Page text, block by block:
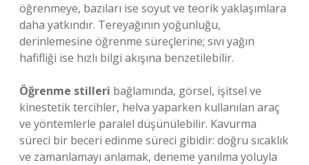
öğrenmeye, bazıları ise soyut ve teorik yaklaşımlara
daha yatkındır. Tereyağının yoğunluğu,
derinlemesine öğrenme süreçlerine; sıvı yağın
hafifliği ise hızlı bilgi akışına benzetilebilir.
Öğrenme stilleri bağlamında, görsel, işitsel ve
kinestetik tercihler, helva yaparken kullanılan araç
ve yöntemlerle paralel düşünülebilir. Kavurma
süreci bir beceri edinme süreci gibidir: doğru sıcaklık
ve zamanlamayı anlamak, deneme yanılma yoluyla